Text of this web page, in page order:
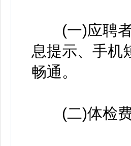
(一)应聘者
息提示、手机
畅通。
(二)体检费